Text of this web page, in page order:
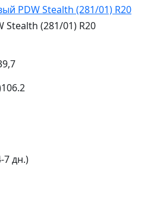
Stealth (281/01) R20
106.2
7 дн.)